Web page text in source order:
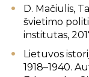
D. Mačiulis,
švietimo
institutas,
Lietuvos
1918–1940.